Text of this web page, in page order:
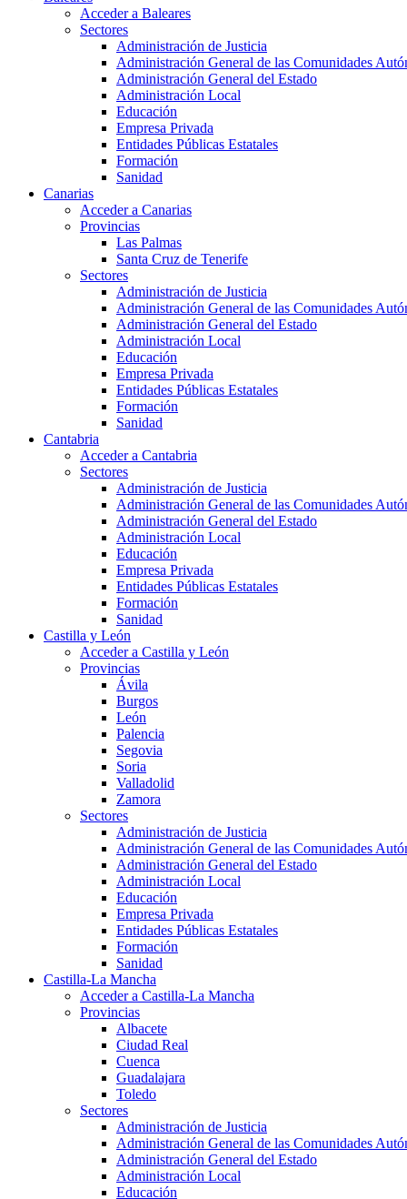
Acceder a Baleares
Sectores
Administración de Justicia
Administración General de las Comunidades
Administración General del Estado
Administración Local
Educación
Empresa Privada
Entidades Públicas Estatales
Formación
Sanidad
Canarias
Acceder a Canarias
Provincias
Las Palmas
Santa Cruz de Tenerife
Sectores
Administración de Justicia
Administración General de las Comunidades
Administración General del Estado
Administración Local
Educación
Empresa Privada
Entidades Públicas Estatales
Formación
Sanidad
Cantabria
Acceder a Cantabria
Sectores
Administración de Justicia
Administración General de las Comunidades
Administración General del Estado
Administración Local
Educación
Empresa Privada
Entidades Públicas Estatales
Formación
Sanidad
Castilla y León
Acceder a Castilla y León
Provincias
Ávila
Burgos
León
Palencia
Segovia
Soria
Valladolid
Zamora
Sectores
Administración de Justicia
Administración General de las Comunidades
Administración General del Estado
Administración Local
Educación
Empresa Privada
Entidades Públicas Estatales
Formación
Sanidad
Castilla-La Mancha
Acceder a Castilla-La Mancha
Provincias
Albacete
Ciudad Real
Cuenca
Guadalajara
Toledo
Sectores
Administración de Justicia
Administración General de las Comunidades
Administración General del Estado
Administración Local
Educación